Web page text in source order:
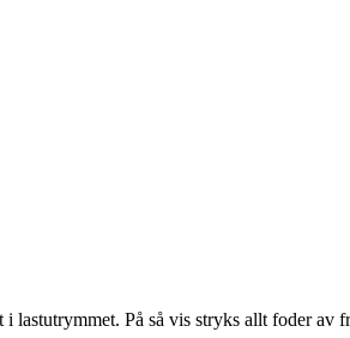
På så vis stryks allt foder av